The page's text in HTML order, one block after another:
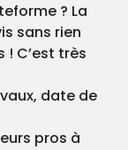
? La
sans rien
C’est très
date de
pros à